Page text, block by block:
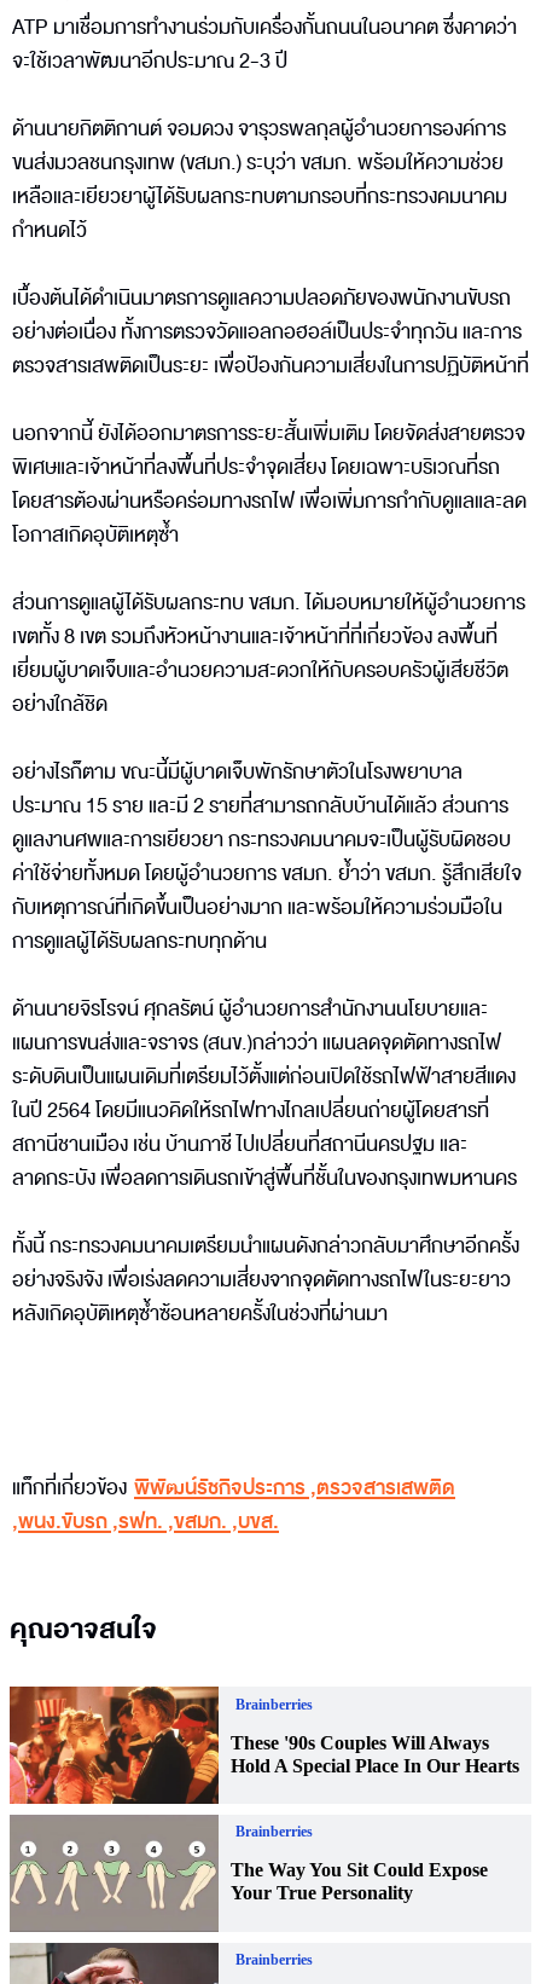
ATP มาเชื่อมการทำงานร่วมกับเครื่องกั้นถนนในอนาคต ซึ่งคาดว่า
จะใช้เวลาพัฒนาอีกประมาณ 2-3 ปี
ด้านนายกิตติกานต์ จอมดวง จารุวรพลกุลผู้อำนวยการองค์การ
ขนส่งมวลชนกรุงเทพ (ขสมก.) ระบุว่า ขสมก. พร้อมให้ความช่วย
เหลือและเยียวยาผู้ได้รับผลกระทบตามกรอบที่กระทรวงคมนาคม
กำหนดไว้
เบื้องต้นได้ดำเนินมาตรการดูแลความปลอดภัยของพนักงานขับรถ
อย่างต่อเนื่อง ทั้งการตรวจวัดแอลกอฮอล์เป็นประจำทุกวัน และการ
ตรวจสารเสพติดเป็นระยะ เพื่อป้องกันความเสี่ยงในการปฏิบัติหน้าที่
นอกจากนี้ ยังได้ออกมาตรการระยะสั้นเพิ่มเติม โดยจัดส่งสายตรวจ
พิเศษและเจ้าหน้าที่ลงพื้นที่ประจำจุดเสี่ยง โดยเฉพาะบริเวณที่รถ
โดยสารต้องผ่านหรือคร่อมทางรถไฟ เพื่อเพิ่มการกำกับดูแลและลด
โอกาสเกิดอุบัติเหตุซ้ำ
ส่วนการดูแลผู้ได้รับผลกระทบ ขสมก. ได้มอบหมายให้ผู้อำนวยการ
เขตทั้ง 8 เขต รวมถึงหัวหน้างานและเจ้าหน้าที่ที่เกี่ยวข้อง ลงพื้นที่
เยี่ยมผู้บาดเจ็บและอำนวยความสะดวกให้กับครอบครัวผู้เสียชีวิต
อย่างใกล้ชิด
อย่างไรก็ตาม ขณะนี้มีผู้บาดเจ็บพักรักษาตัวในโรงพยาบาล
ประมาณ 15 ราย และมี 2 รายที่สามารถกลับบ้านได้แล้ว ส่วนการ
ดูแลงานศพและการเยียวยา กระทรวงคมนาคมจะเป็นผู้รับผิดชอบ
ค่าใช้จ่ายทั้งหมด โดยผู้อำนวยการ ขสมก. ย้ำว่า ขสมก. รู้สึกเสียใจ
กับเหตุการณ์ที่เกิดขึ้นเป็นอย่างมาก และพร้อมให้ความร่วมมือใน
การดูแลผู้ได้รับผลกระทบทุกด้าน
ด้านนายจิรโรจน์ ศุกลรัตน์ ผู้อำนวยการสำนักงานนโยบายและ
แผนการขนส่งและจราจร (สนข.)กล่าวว่า แผนลดจุดตัดทางรถไฟ
ระดับดินเป็นแผนเดิมที่เตรียมไว้ตั้งแต่ก่อนเปิดใช้รถไฟฟ้าสายสีแดง
ในปี 2564 โดยมีแนวคิดให้รถไฟทางไกลเปลี่ยนถ่ายผู้โดยสารที่
สถานีชานเมือง เช่น บ้านภาชี ไปเปลี่ยนที่สถานีนครปฐม และ
ลาดกระบัง เพื่อลดการเดินรถเข้าสู่พื้นที่ชั้นในของกรุงเทพมหานคร
ทั้งนี้ กระทรวงคมนาคมเตรียมนำแผนดังกล่าวกลับมาศึกษาอีกครั้ง
อย่างจริงจัง เพื่อเร่งลดความเสี่ยงจากจุดตัดทางรถไฟในระยะยาว
หลังเกิดอุบัติเหตุซ้ำซ้อนหลายครั้งในช่วงที่ผ่านมา
แท็กที่เกี่ยวข้อง พิพัฒน์รัชกิจประการ,ตรวจสารเสพติด
,พนง.ขับรถ,รฟท. ,ขสมก. ,บขส.
คุณอาจสนใจ